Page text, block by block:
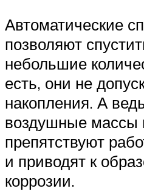
Автоматические
позволяют
небольшие
есть, они не
накопления. А
воздушные массы
препятствуют
и приводят к
коррозии.